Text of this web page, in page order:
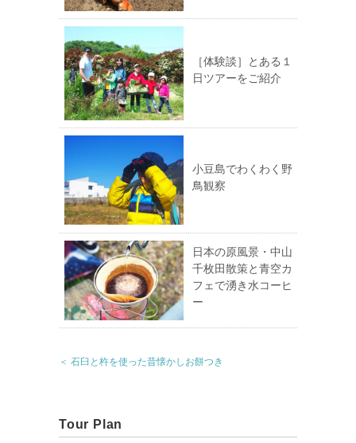
［体験談］とある１
日ツアーをご紹介
小豆島でわくわく野
鳥観察
日本の原風景・中山
千枚田散策と青空カ
フェで湧き水コーヒ
ー
＜ 石臼と杵を使った昔懐かしお餅つき
Tour Plan